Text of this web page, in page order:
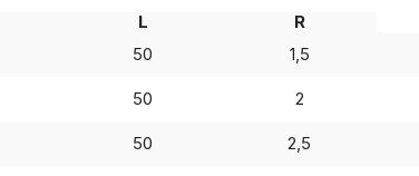
L
R
50 1,5
50 2
50 2,5